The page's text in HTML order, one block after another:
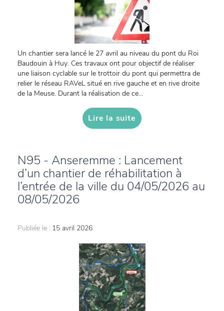
Un chantier sera lancé le 27 avril au niveau du pont du Roi
Baudouin à Huy. Ces travaux ont pour objectif de réaliser
une liaison cyclable sur le trottoir du pont qui permettra de
relier le réseau RAVeL situé en rive gauche et en rive droite
de la Meuse. Durant la réalisation de ce...
Lire la suite
N95 - Anseremme : Lancement
d’un chantier de réhabilitation à
l’entrée de la ville du 04/05/2026 au
08/05/2026
Publiée le : 15 avril 2026